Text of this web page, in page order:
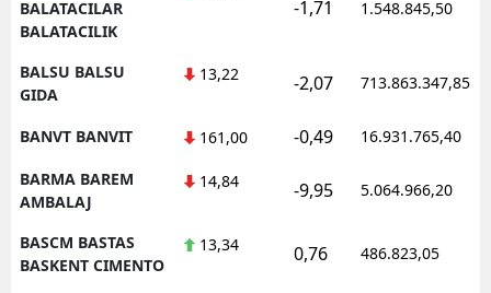
BALATACILAR
BALATACILIK
-1,71 1.548.845,50
BALSU BALSU
GIDA
13,22 -2,07 713.863.347,85
BANVT BANVIT 161,00 -0,49 16.931.765,40
BARMA BAREM
AMBALAJ
14,84 -9,95 5.064.966,20
BASCM BASTAS
BASKENT CIMENTO
13,34 0,76 486.823,05